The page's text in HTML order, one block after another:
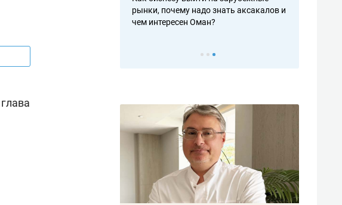
рынки, почему надо знать аксакалов и
чем интересен Оман?